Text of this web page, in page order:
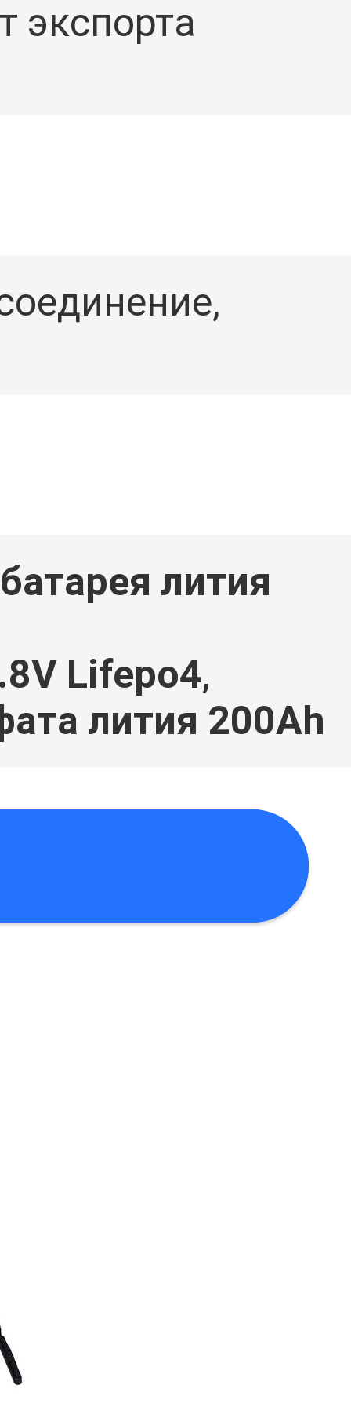
экспорта
лития
Lifepo4,
лития 200Ah